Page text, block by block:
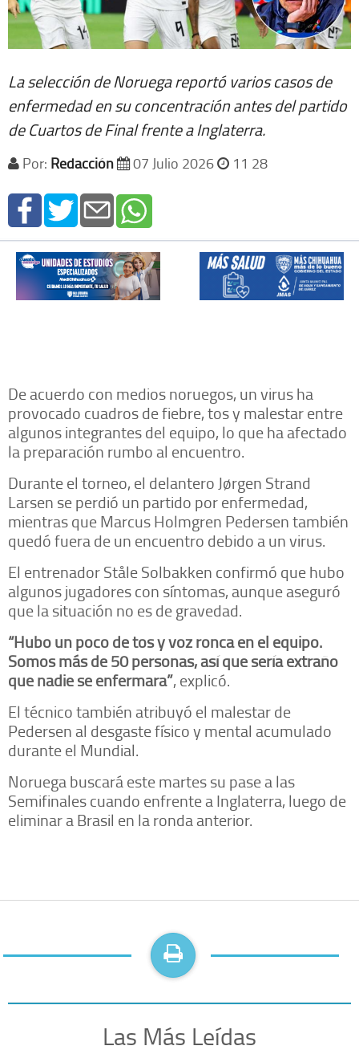
La selección de Noruega reportó varios casos de
enfermedad en su concentración antes del partido
de Cuartos de Final frente a Inglaterra.
Por: Redacción 07 Julio 2026 11 28
De acuerdo con medios noruegos, un virus ha
provocado cuadros de fiebre, tos y malestar entre
algunos integrantes del equipo, lo que ha afectado
la preparación rumbo al encuentro.
Durante el torneo, el delantero Jørgen Strand
Larsen se perdió un partido por enfermedad,
mientras que Marcus Holmgren Pedersen también
quedó fuera de un encuentro debido a un virus.
El entrenador Ståle Solbakken confirmó que hubo
algunos jugadores con síntomas, aunque aseguró
que la situación no es de gravedad.
“Hubo un poco de tos y voz ronca en el equipo.
Somos más de 50 personas, así que sería extraño
que nadie se enfermara”, explicó.
El técnico también atribuyó el malestar de
Pedersen al desgaste físico y mental acumulado
durante el Mundial.
Noruega buscará este martes su pase a las
Semifinales cuando enfrente a Inglaterra, luego de
eliminar a Brasil en la ronda anterior.
Las Más Leídas